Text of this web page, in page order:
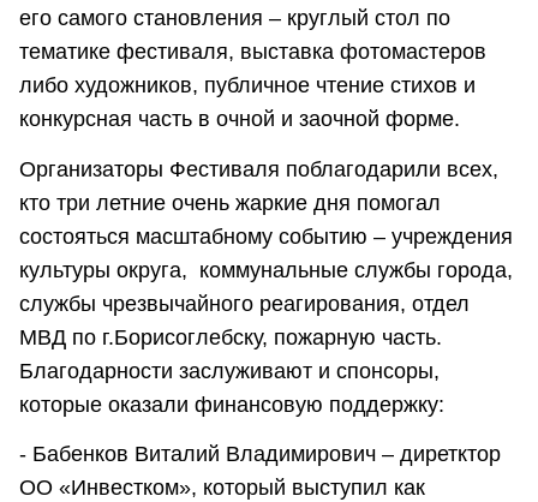
его самого становления – круглый стол по
тематике фестиваля, выставка фотомастеров
либо художников, публичное чтение стихов и
конкурсная часть в очной и заочной форме.
Организаторы Фестиваля поблагодарили всех,
кто три летние очень жаркие дня помогал
состояться масштабному событию – учреждения
культуры округа, коммунальные службы города,
службы чрезвычайного реагирования, отдел
МВД по г.Борисоглебску, пожарную часть.
Благодарности заслуживают и спонсоры,
которые оказали финансовую поддержку:
- Бабенков Виталий Владимирович – диретктор
ОО «Инвестком», который выступил как